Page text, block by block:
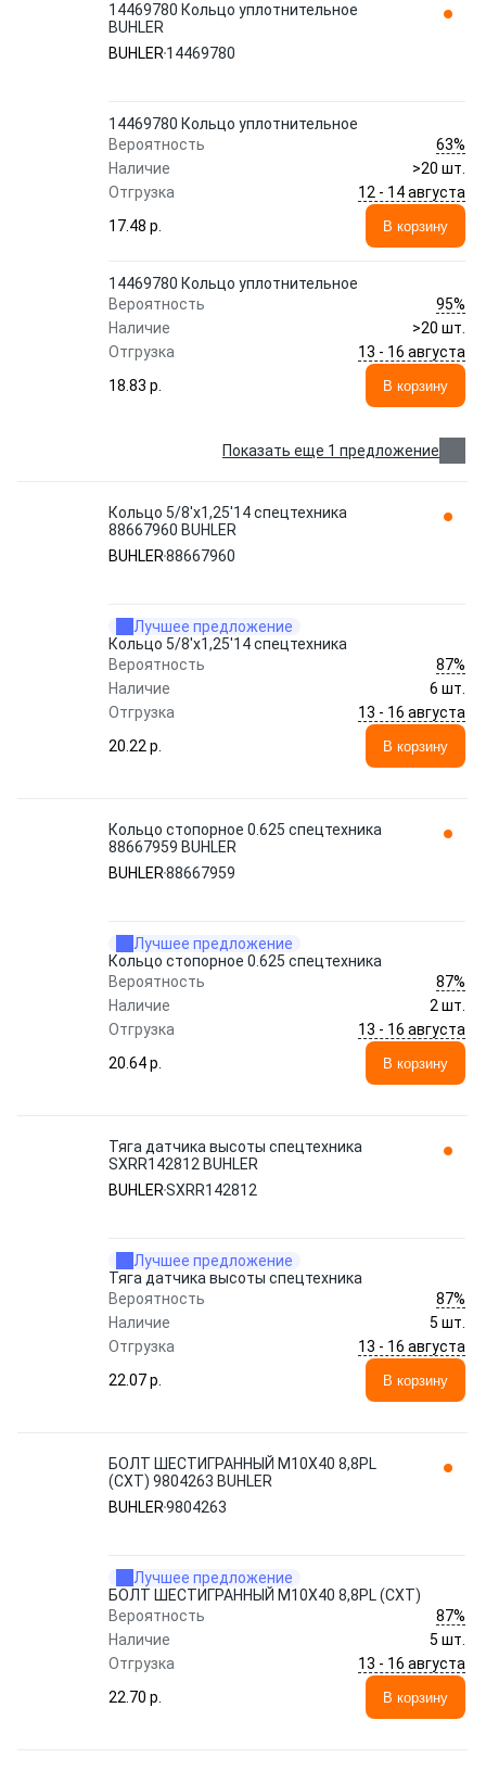
14469780 Кольцо уплотнительное
BUHLER
BUHLER 14469780
14469780 Кольцо уплотнительное
Вероятность
63%
Наличие
>20 шт.
Отгрузка
12 - 14 августа
17.48 p.
В корзину
14469780 Кольцо уплотнительное
Вероятность
95%
Наличие
>20 шт.
Отгрузка
13 - 16 августа
18.83 p.
В корзину
Показать еще 1 предложение
Кольцо 5/8'x1,25'14 спецтехника
88667960 BUHLER
BUHLER88667960
Лучшее предложение
Кольцо 5/8'x1,25'14 спецтехника
Вероятность
87%
Наличие
6 шт.
Отгрузка
13 - 16 августа
20.22 p.
В корзину
Кольцо стопорное 0.625 спецтехника
88667959 BUHLER
BUHLER88667959
Лучшее предложение
Кольцо стопорное 0.625 спецтехника
Вероятность
87%
Наличие
2 шт.
Отгрузка
13 - 16 августа
20.64 p.
В корзину
Тяга датчика высоты спецтехника
SXRR142812 BUHLER
BUHLERSXRR142812
Лучшее предложение
Тяга датчика высоты спецтехника
Вероятность
87%
Наличие
5 шт.
Отгрузка
13 - 16 августа
22.07 p.
В корзину
БОЛТ ШЕСТИГРАННЫЙ M10X40 8,8PL
(СХТ) 9804263 BUHLER
BUHLER9804263
Лучшее предложение
БОЛТ ШЕСТИГРАННЫЙ M10X40 8,8PL (СХТ)
Вероятность
87%
Наличие
5 шт.
Отгрузка
13 - 16 августа
22.70 p.
В корзину